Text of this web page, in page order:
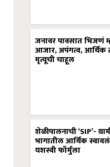
जनावर पावसात भिजणं
आजार, अपंगत्व, आर्थिक
मृत्यूची चाहूल
शेळीपालनाची ‘SIP’-
भागातील आर्थिक
यशस्वी फॉर्मुला